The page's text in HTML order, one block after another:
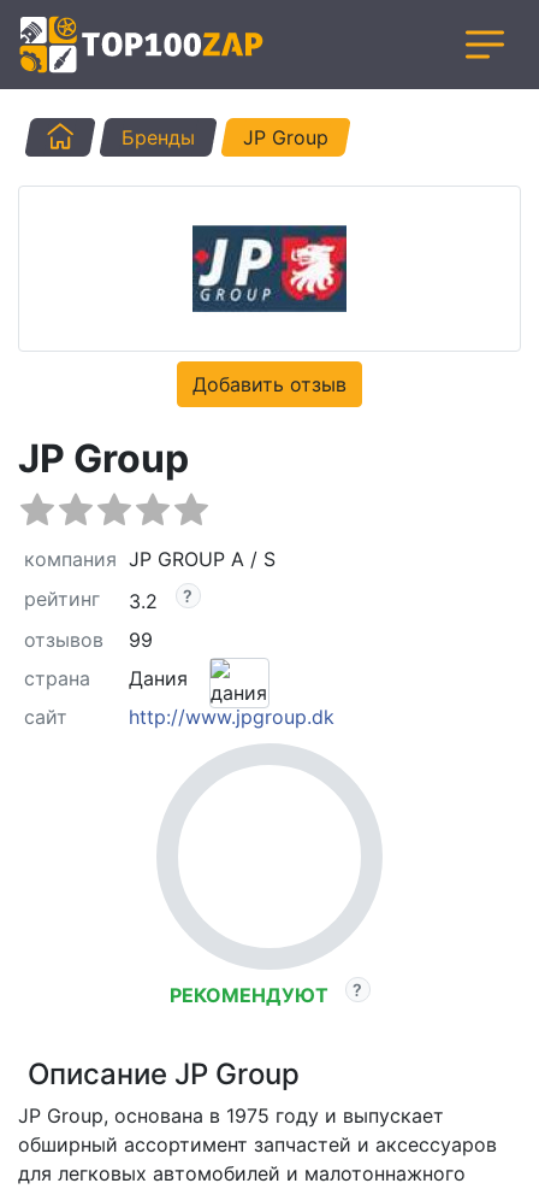
ГлавнаяБренды JP Group
Добавить отзыв
JP Group
компания JP GROUP A / S
рейтинг
3.2
отзывов
99
страна
Дания
сайт
http://www.jpgroup.dk
РЕКОМЕНДУЮТ
Описание JP Group
JP Group, основана в 1975 году и выпускает
обширный ассортимент запчастей и аксессуаров
для легковых автомобилей и малотоннажного